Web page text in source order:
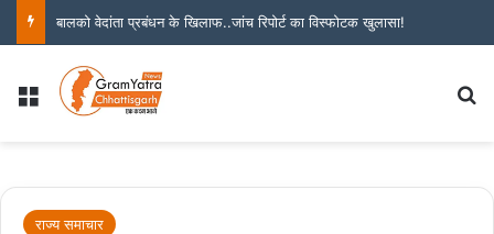
बालको वेदांता प्रबंधन के खिलाफ..जांच रिपोर्ट का विस्फोटक खुलासा!
Menu
राज्य समाचार